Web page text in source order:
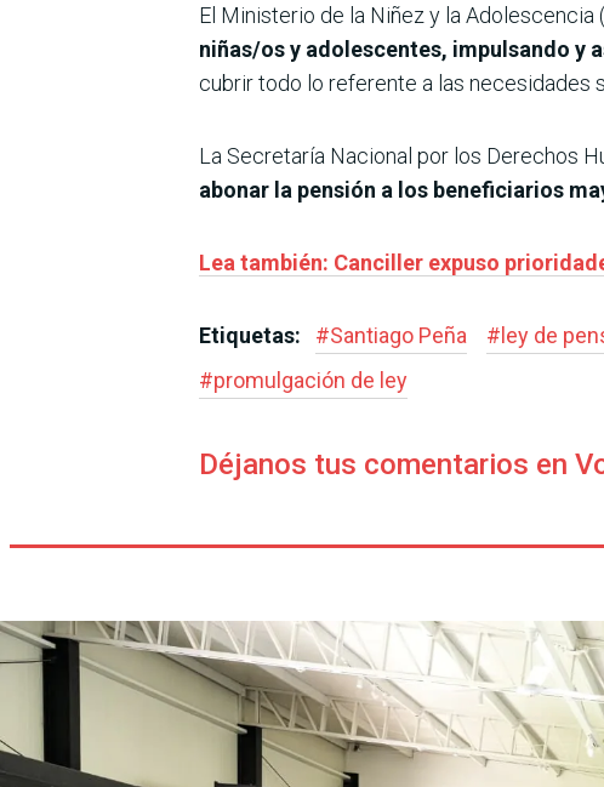
El Ministerio de la Niñez y la Adolescencia
niñas/os y adolescentes, impulsando y
cubrir todo lo referente a las necesidades
La Secretaría Nacional por los Derechos
abonar la pensión a los beneficiarios
Lea también: Canciller expuso
Etiquetas: #Santiago Peña #ley de
#promulgación de ley
Déjanos tus comentarios en